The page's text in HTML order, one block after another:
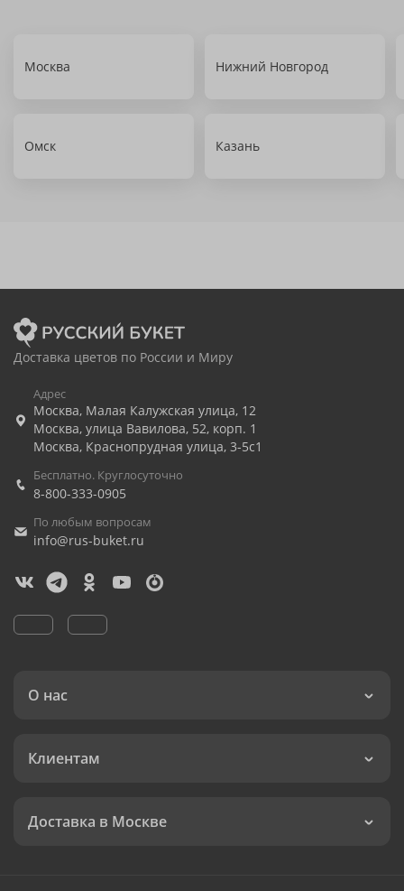
Москва Нижний Новгород
Омск Казань
Доставка цветов по России и Миру
Адрес
Москва, Малая Калужская улица, 12
Москва, улица Вавилова, 52, корп. 1
Москва, Краснопрудная улица, 3-5с1
Бесплатно. Круглосуточно
8-800-333-0905
По любым вопросам
info@rus-buket.ru
О нас
Клиентам
Доставка в Москве